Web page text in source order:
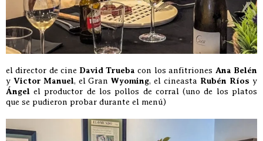
el director de cine David Trueba con los anfitriones Ana Belén
y Victor Manuel, el Gran Wyoming, el cineasta Rubén Ríos y
Ángel el productor de los pollos de corral (uno de los platos
que se pudieron probar durante el menú)